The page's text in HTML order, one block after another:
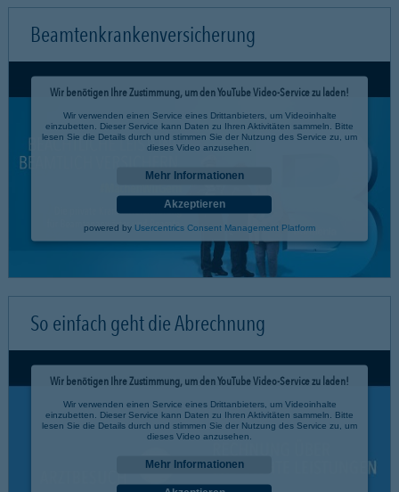
Beamtenkrankenversicherung
Wir benötigen Ihre Zustimmung, um den YouTube Video-Service zu laden!
Wir verwenden einen Service eines Drittanbieters, um Videoinhalte
einzubetten. Dieser Service kann Daten zu Ihren Aktivitäten sammeln. Bitte
lesen Sie die Details durch und stimmen Sie der Nutzung des Service zu, um
dieses Video anzusehen.
Mehr Informationen
Akzeptieren
powered by Usercentrics Consent Management Platform
So einfach geht die Abrechnung
Wir benötigen Ihre Zustimmung, um den YouTube Video-Service zu laden!
Wir verwenden einen Service eines Drittanbieters, um Videoinhalte
einzubetten. Dieser Service kann Daten zu Ihren Aktivitäten sammeln. Bitte
lesen Sie die Details durch und stimmen Sie der Nutzung des Service zu, um
dieses Video anzusehen.
Mehr Informationen